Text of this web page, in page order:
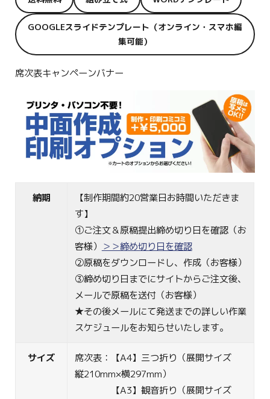
GOOGLEスライドテンプレート（オンライン・スマホ編
集可能）
席次表キャンペーンバナー
納期
【制作期間約20営業日お時間いただきま
す】
①ご注文＆原稿提出締め切り日を確認（お
客様） ＞＞締め切り日を確認
②原稿をダウンロードし、作成（お客様）
③締め切り日までにサイトからご注文後、
メールで原稿を送付（お客様）
★その後メールにて発送までの詳しい作業
スケジュールをお知らせいたします。
サイズ
席次表：【A4】三つ折り（展開サイズ
縦210mm×横297mm）
【A3】観音折り（展開サイズ